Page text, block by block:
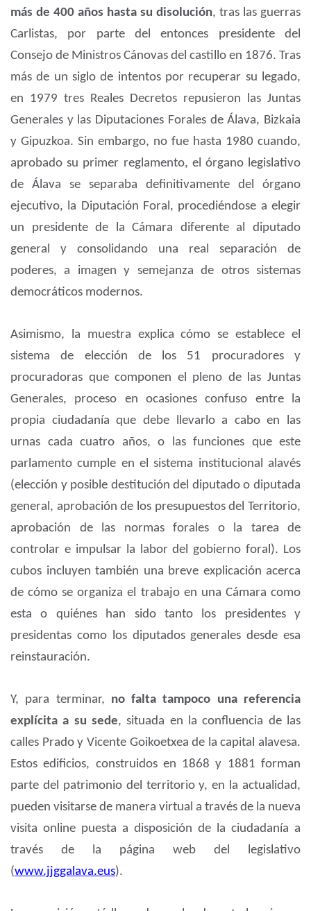
más de 400 años hasta su disolución, tras las guerras
Carlistas, por parte del entonces presidente del
Consejo de Ministros Cánovas del castillo en 1876. Tras
más de un siglo de intentos por recuperar su legado,
en 1979 tres Reales Decretos repusieron las Juntas
Generales y las Diputaciones Forales de Álava, Bizkaia
y Gipuzkoa. Sin embargo, no fue hasta 1980 cuando,
aprobado su primer reglamento, el órgano legislativo
de Álava se separaba definitivamente del órgano
ejecutivo, la Diputación Foral, procediéndose a elegir
un presidente de la Cámara diferente al diputado
general y consolidando una real separación de
poderes, a imagen y semejanza de otros sistemas
democráticos modernos.
Asimismo, la muestra explica cómo se establece el
sistema de elección de los 51 procuradores y
procuradoras que componen el pleno de las Juntas
Generales, proceso en ocasiones confuso entre la
propia ciudadanía que debe llevarlo a cabo en las
urnas cada cuatro años, o las funciones que este
parlamento cumple en el sistema institucional alavés
(elección y posible destitución del diputado o diputada
general, aprobación de los presupuestos del Territorio,
aprobación de las normas forales o la tarea de
controlar e impulsar la labor del gobierno foral). Los
cubos incluyen también una breve explicación acerca
de cómo se organiza el trabajo en una Cámara como
esta o quiénes han sido tanto los presidentes y
presidentas como los diputados generales desde esa
reinstauración.
Y, para terminar, no falta tampoco una referencia
explícita a su sede, situada en la confluencia de las
calles Prado y Vicente Goikoetxea de la capital alavesa.
Estos edificios, construidos en 1868 y 1881 forman
parte del patrimonio del territorio y, en la actualidad,
pueden visitarse de manera virtual a través de la nueva
visita online puesta a disposición de la ciudadanía a
través de la página web del legislativo
(www.jjggalava.eus).